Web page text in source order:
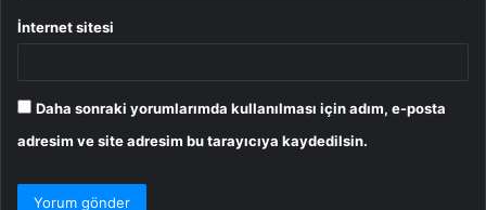
İnternet sitesi
Daha sonraki yorumlarımda kullanılması için adım, e-posta
adresim ve site adresim bu tarayıcıya kaydedilsin.